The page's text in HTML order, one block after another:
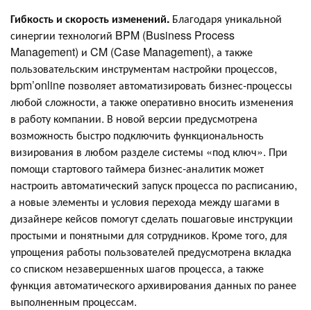
Гибкость и скорость изменений. Благодаря уникальной
синергии технологий BPM (Business Process
Management) и CM (Case Management), а также
пользовательским инструментам настройки процессов,
bpm’online позволяет автоматизировать бизнес-процессы
любой сложности, а также оперативно вносить изменения
в работу компании. В новой версии предусмотрена
возможность быстро подключить функциональность
визирования в любом разделе системы «под ключ». При
помощи стартового таймера бизнес-аналитик может
настроить автоматический запуск процесса по расписанию,
а новые элементы и условия перехода между шагами в
дизайнере кейсов помогут сделать пошаговые инструкции
простыми и понятными для сотрудников. Кроме того, для
упрощения работы пользователей предусмотрена вкладка
со списком незавершенных шагов процесса, а также
функция автоматического архивирования данных по ранее
выполненным процессам.